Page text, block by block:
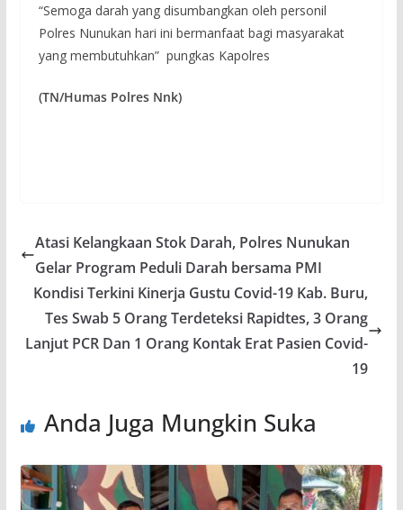
“Semoga darah yang disumbangkan oleh personil
Polres Nunukan hari ini bermanfaat bagi masyarakat
yang membutuhkan” pungkas Kapolres
(TN/Humas Polres Nnk)
Atasi Kelangkaan Stok Darah, Polres Nunukan
Gelar Program Peduli Darah bersama PMI
Kondisi Terkini Kinerja Gustu Covid-19 Kab. Buru,
Tes Swab 5 Orang Terdeteksi Rapidtes, 3 Orang
Lanjut PCR Dan 1 Orang Kontak Erat Pasien Covid-
19
Anda Juga Mungkin Suka